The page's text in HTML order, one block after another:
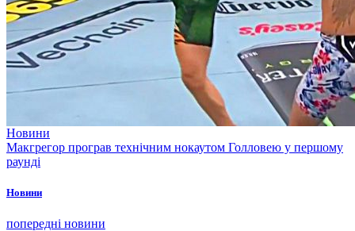
Новини
Макгрегор програв технічним нокаутом Голловею у першому
раунді
Новини
попередні новини